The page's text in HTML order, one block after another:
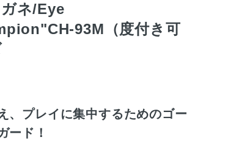
ネ/Eye
93M（度付き可
、プレイに集中するためのゴー
ード！